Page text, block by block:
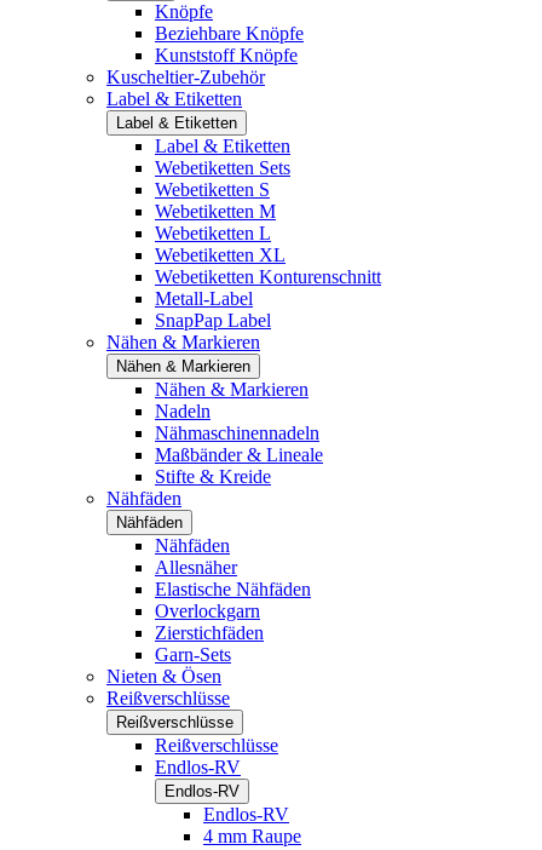
Knöpfe
Beziehbare Knöpfe
Kunststoff Knöpfe
Kuscheltier-Zubehör
Label & Etiketten
Label & Etiketten
Label & Etiketten
Webetiketten Sets
Webetiketten S
Webetiketten M
Webetiketten L
Webetiketten XL
Webetiketten Konturenschnitt
Metall-Label
SnapPap Label
Nähen & Markieren
Nähen & Markieren
Nähen & Markieren
Nadeln
Nähmaschinennadeln
Maßbänder & Lineale
Stifte & Kreide
Nähfäden
Nähfäden
Nähfäden
Allesnäher
Elastische Nähfäden
Overlockgarn
Zierstichfäden
Garn-Sets
Nieten & Ösen
Reißverschlüsse
Reißverschlüsse
Reißverschlüsse
Endlos-RV
Endlos-RV
Endlos-RV
4 mm Raupe